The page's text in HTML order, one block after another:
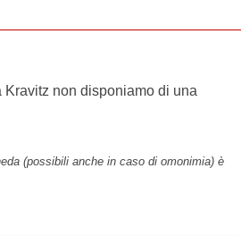
non disponiamo di una
(possibili anche in caso di omonimia) è